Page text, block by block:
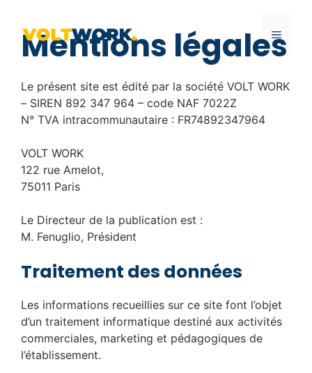
contenu
MENU
Mentions légales
Le présent site est édité par la société VOLT WORK
– SIREN 892 347 964 – code NAF 7022Z
N° TVA intracommunautaire : FR74892347964
VOLT WORK
122 rue Amelot,
75011 Paris
Le Directeur de la publication est :
M. Fenuglio, Président
Traitement des données
Les informations recueillies sur ce site font l’objet
d’un traitement informatique destiné aux activités
commerciales, marketing et pédagogiques de
l’établissement.